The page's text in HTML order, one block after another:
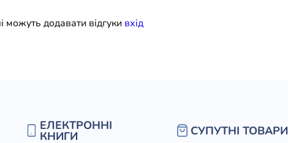
Художня література
можуть додавати відгуки вхiд
ЕЛЕКТРОННІ
КНИГИ СУПУТНІ ТОВАРИ